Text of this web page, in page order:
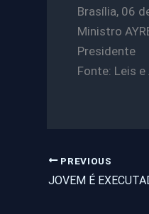
Brasília, 06
Ministro
Presidente
Fonte: Leis
PREVIOUS